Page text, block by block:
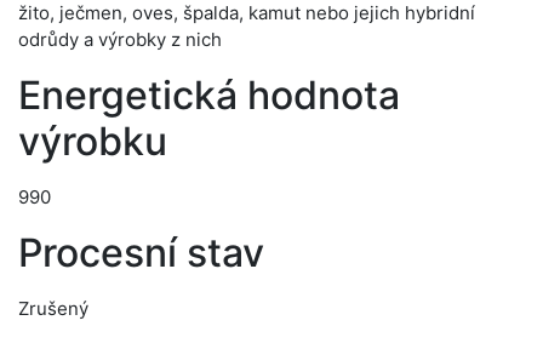
žito, ječmen, oves, špalda, kamut nebo jejich hybridní
odrůdy a výrobky z nich
Energetická hodnota
výrobku
990
Procesní stav
Zrušený